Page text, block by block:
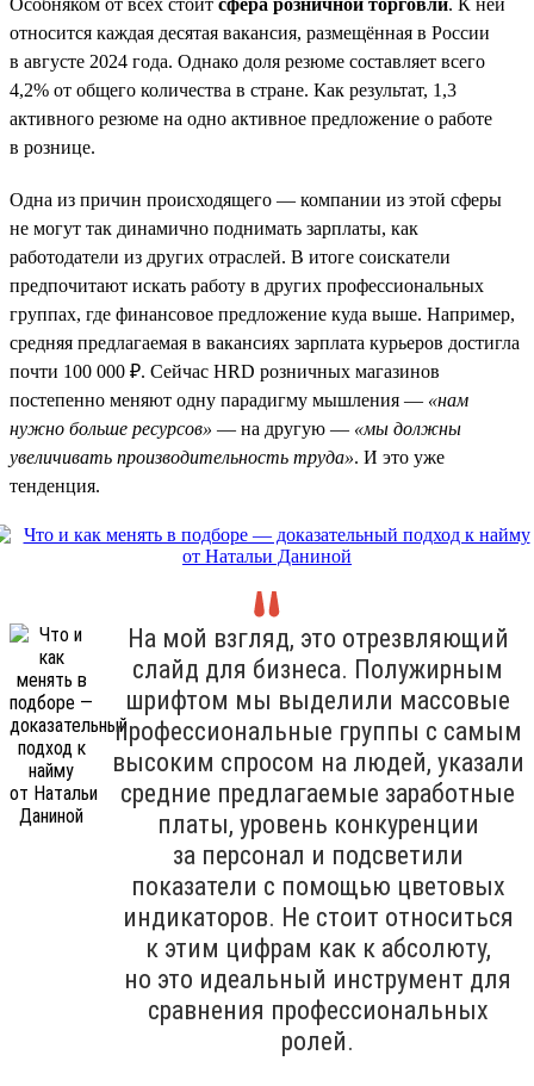
относится каждая десятая вакансия, размещённая в России
в августе 2024 года. Однако доля резюме составляет всего
4,2% от общего количества в стране. Как результат, 1,3
активного резюме на одно активное предложение о работе
в рознице.
Одна из причин происходящего — компании из этой сферы
не могут так динамично поднимать зарплаты, как
работодатели из других отраслей. В итоге соискатели
предпочитают искать работу в других профессиональных
группах, где финансовое предложение куда выше. Например,
средняя предлагаемая в вакансиях зарплата курьеров достигла
почти 100 000 ₽. Сейчас HRD розничных магазинов
постепенно меняют одну парадигму мышления — «нам
нужно больше ресурсов» — на другую — «мы должны
увеличивать производительность труда». И это уже
тенденция.
На мой взгляд, это отрезвляющий
слайд для бизнеса. Полужирным
шрифтом мы выделили массовые
профессиональные группы с самым
высоким спросом на людей, указали
средние предлагаемые заработные
платы, уровень конкуренции
за персонал и подсветили
показатели с помощью цветовых
индикаторов. Не стоит относиться
к этим цифрам как к абсолюту,
но это идеальный инструмент для
сравнения профессиональных
ролей.